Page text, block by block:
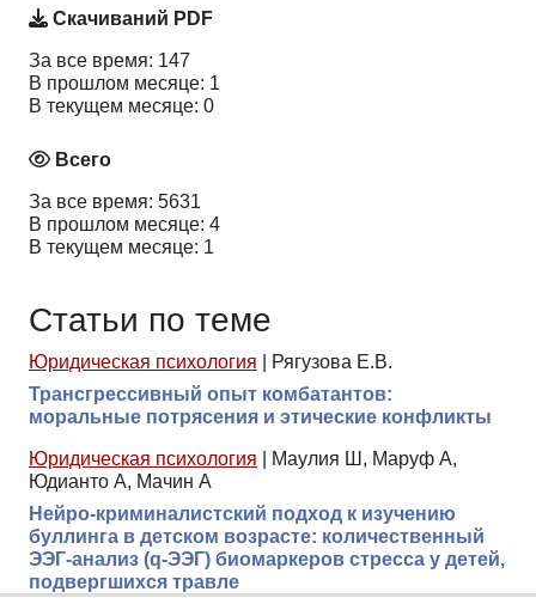
Скачиваний PDF
За все время: 147
В прошлом месяце: 1
В текущем месяце: 0
Всего
За все время: 5631
В прошлом месяце: 4
В текущем месяце: 1
Статьи по теме
Юридическая психология
Рягузова Е.В.
Трансгрессивный опыт комбатантов:
моральные потрясения и этические конфликты
Юридическая психология
Маулия Ш, Маруф А,
Юдианто А, Мачин А
Нейро-криминалистский подход к изучению
буллинга в детском возрасте: количественный
ЭЭГ-анализ (q-ЭЭГ) биомаркеров стресса у детей,
подвергшихся травле